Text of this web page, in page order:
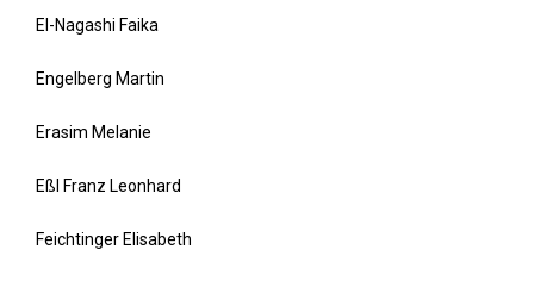
El-Nagashi Faika
Engelberg Martin
Erasim Melanie
Eßl Franz Leonhard
Feichtinger Elisabeth